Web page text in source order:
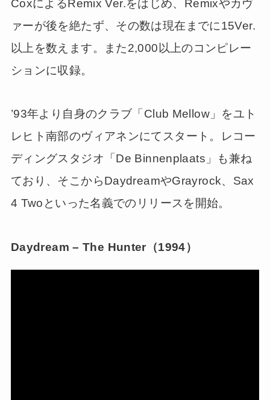
CoxによるRemix Ver.をはじめ、Remixやカヴ
ァーが後を絶たず、その数は現在までに15Ver.
以上を数えます。また2,000以上のコンピレー
ションに収録。
’93年より自身のクラブ「Club Mellow」をユト
レヒト南部のヴィアネンにてスタート。レコー
ディングスタジオ「De Binnenplaats」も兼ね
ており、そこからDaydreamやGrayrock、Sax
4 Twoといった名義でのリリースを開始。
Daydream – The Hunter（1994）